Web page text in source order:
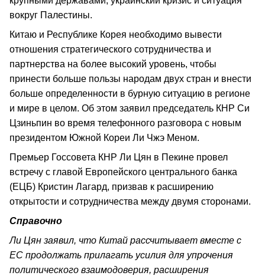
вокруг Палестины.
Китаю и Республике Корея необходимо вывести
отношения стратегического сотрудничества и
партнерства на более высокий уровень, чтобы
принести больше пользы народам двух стран и внести
больше определенности в бурную ситуацию в регионе
и мире в целом. Об этом заявил председатель КНР Си
Цзиньпин во время телефонного разговора с новым
президентом Южной Кореи Ли Чжэ Меном.
Премьер Госсовета КНР Ли Цян в Пекине провел
встречу с главой Европейского центрального банка
(ЕЦБ) Кристин Лагард, призвав к расширению
открытости и сотрудничества между двумя сторонами.
Справочно
Ли Цян заявил, что Китай рассчитывает вместе с
ЕС продолжать прилагать усилия для упрочения
политического взаимодоверия, расширения